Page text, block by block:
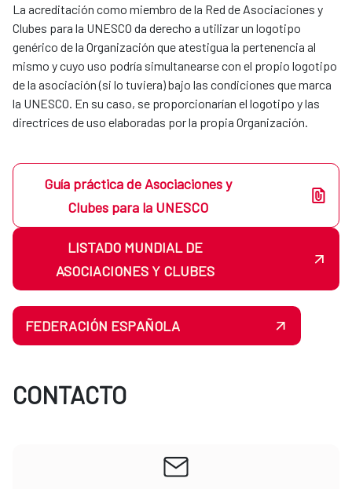
La acreditación como miembro de la Red de Asociaciones y
Clubes para la UNESCO da derecho a utilizar un logotipo
genérico de la Organización que atestigua la pertenencia al
mismo y cuyo uso podría simultanearse con el propio logotipo
de la asociación (si lo tuviera) bajo las condiciones que marca
la UNESCO. En su caso, se proporcionarían el logotipo y las
directrices de uso elaboradas por la propia Organización.
Guía práctica de Asociaciones y
Clubes para la UNESCO
LISTADO MUNDIAL DE
ASOCIACIONES Y CLUBES
FEDERACIÓN ESPAÑOLA
CONTACTO